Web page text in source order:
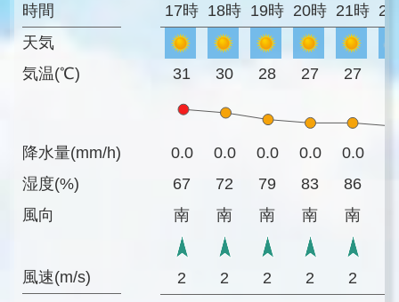
時間
天気
気温(℃)
降水量(mm/h)
湿度(%)
風向
風速(m/s)
17時 18時 19時 20時 21時
31 30 28 27 27
0.0 0.0 0.0 0.0 0.0
67
72 79 83 86
南
南 南 南 南
2 2 2 2 2